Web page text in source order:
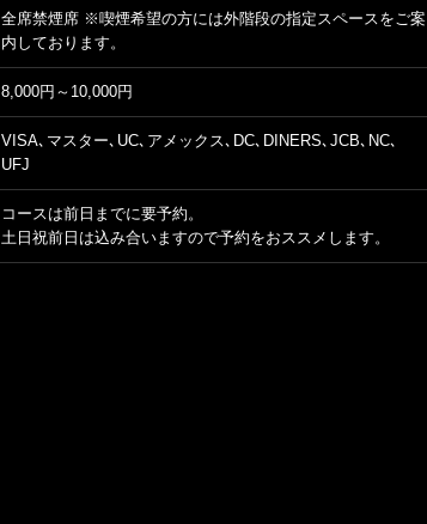
全席禁煙席 ※喫煙希望の方には外階段の指定スペースをご案
内しております。
8,000円～10,000円
VISA､マスター､UC､アメックス､DC､DINERS､JCB､NC､
UFJ
コースは前日までに要予約。
土日祝前日は込み合いますので予約をおススメします。